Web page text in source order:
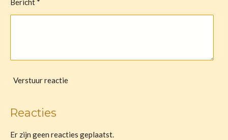
Bericht *
Verstuur reactie
Reacties
Er zijn geen reacties geplaatst.